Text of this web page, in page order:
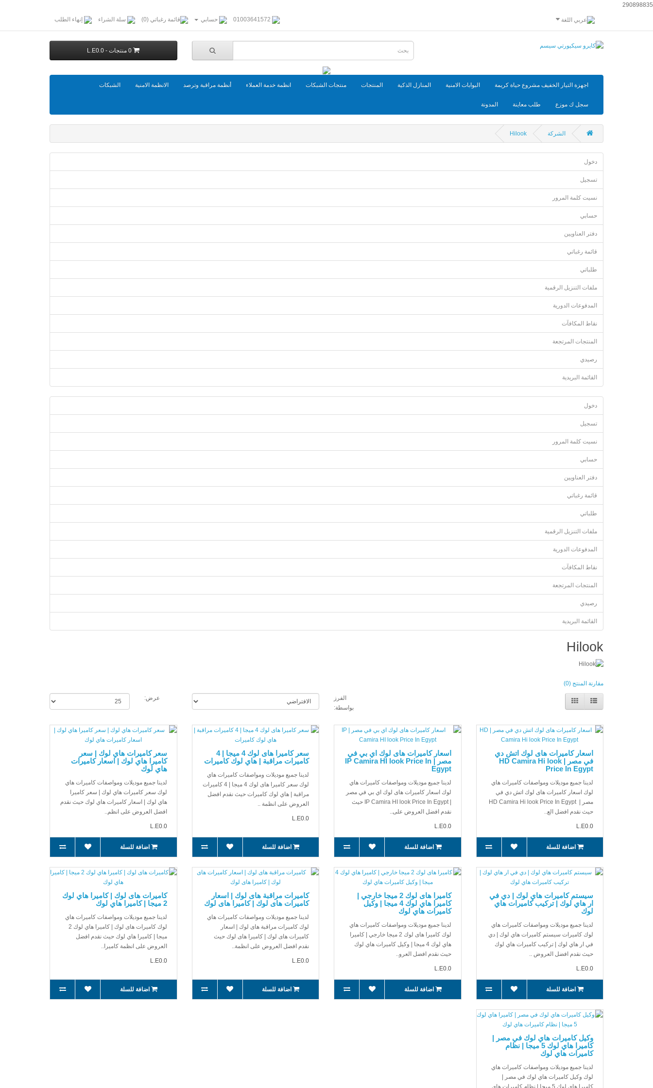
290898835
اللغة 01003641572 حسابي قائمة رغباتي (0) سلة الشراء إنهاء الطلب
0 منتجات - L.E0.0
اجهزة التيار الخفيف مشروع حياة كريمة البوابات الامنية المنازل الذكية المنتجات منتجات الشبكات انظمة خدمة العملاء أنظمة مراقبة وترصد الانظمة الامنية الشبكات
سجل ك موزع طلب معاينة المدونة
الشركة Hilook
دخول
تسجيل
نسيت كلمة المرور
حسابي
دفتر العناويين
قائمة رغباتي
طلباتي
ملفات التنزيل الرقمية
المدفوعات الدورية
نقاط المكافآت
المنتجات المرتجعة
رصيدي
القائمة البريدية
دخول
تسجيل
نسيت كلمة المرور
حسابي
دفتر العناويين
قائمة رغباتي
طلباتي
ملفات التنزيل الرقمية
المدفوعات الدورية
نقاط المكافآت
المنتجات المرتجعة
رصيدي
القائمة البريدية
Hilook
مقارنة المنتج (0)
الفرز
بواسطة:
عرض:
اسعار كاميرات هاى لوك اتش دي
في مصر | HD Camira Hi look
Price In Egypt
لدينا جميع موديلات ومواصفات كاميرات هاي
لوك اسعار كاميرات هاى لوك اتش دي في
مصر | HD Camira Hi look Price In Egypt
حيث نقدم افضل الع..
L.E0.0
اضافة للسلة
اسعار كاميرات هاى لوك اي بي في
مصر | IP Camira HI look Price In
Egypt
لدينا جميع موديلات ومواصفات كاميرات هاي
لوك اسعار كاميرات هاى لوك اي بي في مصر
| IP Camira HI look Price In Egypt حيث
نقدم افضل العروض على..
L.E0.0
اضافة للسلة
سعر كاميرا هاى لوك 4 ميجا | 4
كاميرات مراقبة | هاي لوك كاميرات
لدينا جميع موديلات ومواصفات كاميرات هاي
لوك سعر كاميرا هاى لوك 4 ميجا | 4 كاميرات
مراقبة | هاي لوك كاميرات حيث نقدم افضل
العروض على انظمة ..
L.E0.0
اضافة للسلة
سعر كاميرات هاي لوك | سعر
كاميرا هاي لوك | اسعار كاميرات
هاي لوك
لدينا جميع موديلات ومواصفات كاميرات هاي
لوك سعر كاميرات هاي لوك | سعر كاميرا
هاي لوك | اسعار كاميرات هاي لوك حيث نقدم
افضل العروض على انظم..
L.E0.0
اضافة للسلة
سيستم كاميرات هاي لوك | دي في
ار هاي لوك | تركيب كاميرات هاي
لوك
لدينا جميع موديلات ومواصفات كاميرات هاي
لوك كاميرات سيستم كاميرات هاي لوك | دي
في ار هاي لوك | تركيب كاميرات هاي لوك
حيث نقدم افضل العروض ..
L.E0.0
اضافة للسلة
كاميرا هاى لوك 2 ميجا خارجي |
كاميرا هاي لوك 4 ميجا | وكيل
كاميرات هاي لوك
لدينا جميع موديلات ومواصفات كاميرات هاي
لوك كاميرا هاى لوك 2 ميجا خارجي | كاميرا
هاي لوك 4 ميجا | وكيل كاميرات هاي لوك
حيث نقدم افضل العرو..
L.E0.0
اضافة للسلة
كاميرات مراقبة هاى لوك | اسعار
كاميرات هاى لوك | كاميرا هاى لوك
لدينا جميع موديلات ومواصفات كاميرات هاي
لوك كاميرات مراقبة هاى لوك | اسعار
كاميرات هاى لوك | كاميرا هاى لوك حيث
نقدم افضل العروض على انظمة..
L.E0.0
اضافة للسلة
كاميرات هاى لوك | كاميرا هاي لوك
2 ميجا | كاميرا هاي لوك
لدينا جميع موديلات ومواصفات كاميرات هاي
لوك كاميرات هاى لوك | كاميرا هاي لوك 2
ميجا | كاميرا هاي لوك حيث نقدم افضل
العروض على انظمة كاميرا..
L.E0.0
اضافة للسلة
وكيل كاميرات هاي لوك في مصر |
كاميرا هاي لوك 5 ميجا | نظام
كاميرات هاي لوك
لدينا جميع موديلات ومواصفات كاميرات هاي
لوك وكيل كاميرات هاي لوك في مصر |
كاميرا هاي لوك 5 ميجا | نظام كاميرات هاي